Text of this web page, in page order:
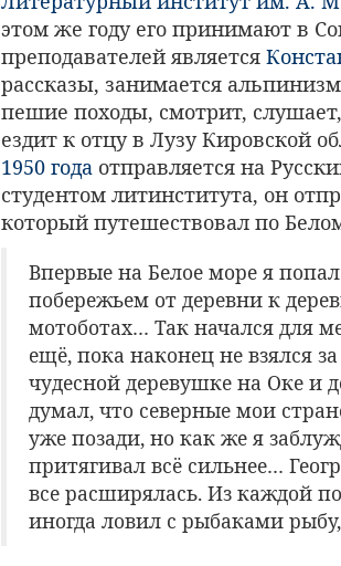
этом же году его принимают в
преподавателей является
рассказы, занимается
пешие походы, смотрит,
ездит к отцу в Лузу Кировской
1950 года отправляется на
студентом литинститута, он
который путешествовал по
Впервые на Белое море я
побережьем от деревни к
мотоботах… Так начался для
ещё, пока наконец не взялся
чудесной деревушке на Оке и
думал, что северные мои
уже позади, но как же я
притягивал всё сильнее…
все расширялась. Из каждой
иногда ловил с рыбаками